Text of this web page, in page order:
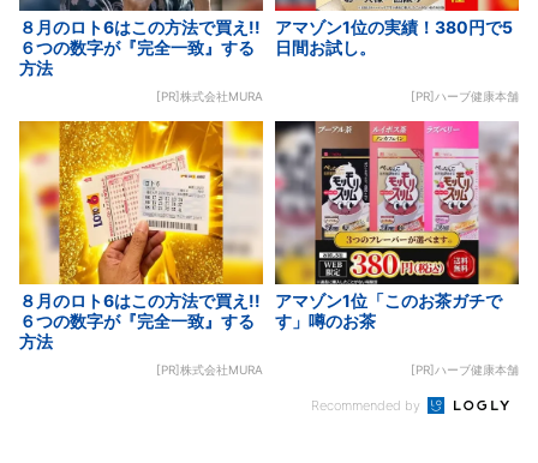
８月のロト6はこの方法で買え!!
６つの数字が『完全一致』する
方法
[PR]株式会社MURA
アマゾン1位の実績！380円で5
日間お試し。
[PR]ハーブ健康本舗
８月のロト6はこの方法で買え!!
６つの数字が『完全一致』する
方法
[PR]株式会社MURA
アマゾン1位「このお茶ガチで
す」噂のお茶
[PR]ハーブ健康本舗
Recommended by